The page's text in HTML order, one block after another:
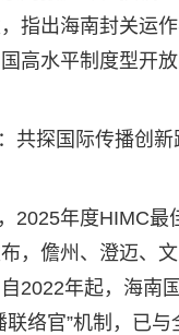
指出海南封关运
高水平制度型开放
共探国际传播创新
2025年度HIMC最
，儋州、澄迈、
2022年起，海南
联络官”机制，已